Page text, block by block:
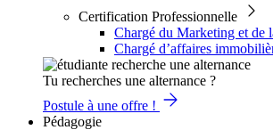
Certification Professionnelle
Chargé du Marketing et de
Chargé d’affaires
Tu recherches une alternance ?
Postule à une offre !
Pédagogie